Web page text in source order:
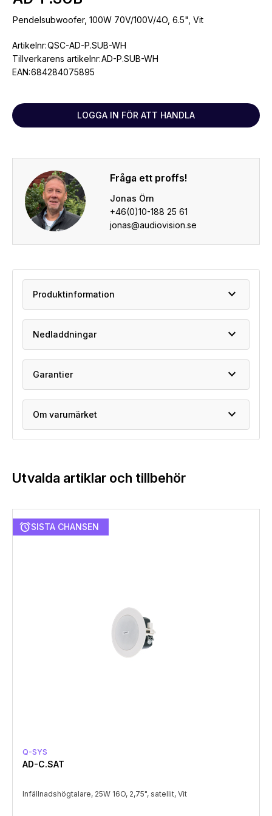
Pendelsubwoofer, 100W 70V/100V/4O, 6.5", Vit
Artikelnr:QSC-AD-P.SUB-WH
Tillverkarens artikelnr:AD-P.SUB-WH
EAN:684284075895
LOGGA IN FÖR ATT HANDLA
Fråga ett proffs!
Jonas Örn
+46(0)10-188 25 61
jonas@audiovision.se
Produktinformation expand_more
Nedladdningar expand_more
Garantier expand_more
Om varumärket expand_more
Utvalda artiklar och tillbehör
alarmSISTA CHANSEN
Q-SYS
AD-C.SAT
Infällnadshögtalare, 25W 16O, 2,75", satellit, Vit